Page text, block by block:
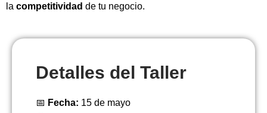
la competitividad de tu negocio.
Detalles del Taller
📅 Fecha: 15 de mayo